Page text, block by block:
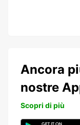
Ancora
nostre
Scopri di più